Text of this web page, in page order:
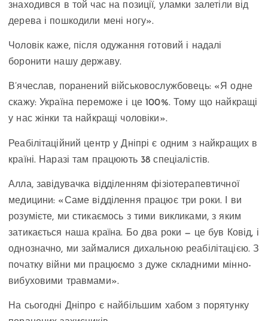
знаходився в той час на позиції, уламки залетіли від
дерева і пошкодили мені ногу».
Чоловік каже, після одужання готовий і надалі
боронити нашу державу.
В’ячеслав, поранений військовослужбовець: «Я одне
скажу: Україна переможе і це 100%. Тому що найкращі
у нас жінки та найкращі чоловіки».
Реабілітаційний центр у Дніпрі є одним з найкращих в
країні. Наразі там працюють 38 спеціалістів.
Алла, завідувачка відділенням фізіотерапевтичної
медицини: «Саме відділення працює три роки. І ви
розумієте, ми стикаємось з тими викликами, з яким
затикається наша країна. Бо два роки — це був Ковід, і
однозначно, ми займалися дихальною реабілітацією. З
початку війни ми працюємо з дуже складними мінно-
вибуховими травмами».
На сьогодні Дніпро є найбільшим хабом з порятунку